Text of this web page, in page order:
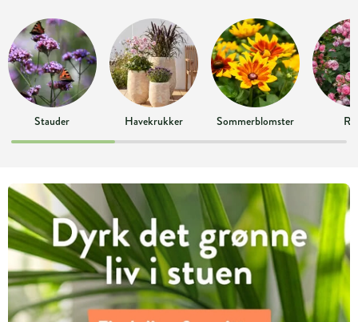
Stauder Havekrukker Sommerblomster